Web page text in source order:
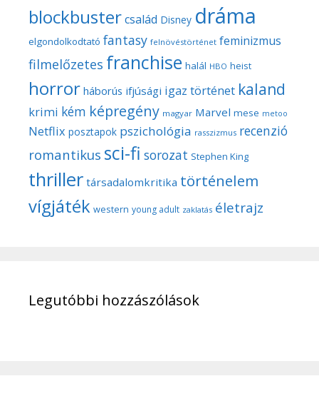
blockbustercsalád Disney dráma
elgondolkodtató fantasy felnövéstörténet feminizmus
filmelőzetes franchise halál HBO heist
horror háborús ifjúsági igaz történet kaland
krimi kém képregény magyar Marvel mese metoo
Netflix posztapok pszichológia rasszizmus recenzió
romantikus sci-fi sorozat Stephen King
thriller társadalomkritika történelem
vígjáték western young adult zaklatás életrajz
Legutóbbi hozzászólások